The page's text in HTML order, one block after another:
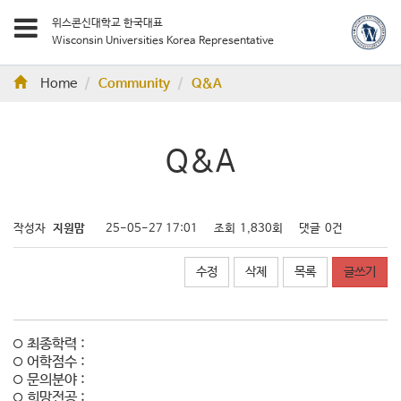
위스콘신대학교 한국대표
Wisconsin Universities Korea Representative
Home Community Q&A
Q&A
작성자 지원맘 25-05-27 17:01 조회 1,830회 댓글 0건
수정 삭제 목록 글쓰기
최종학력 :
어학점수 :
문의분야 :